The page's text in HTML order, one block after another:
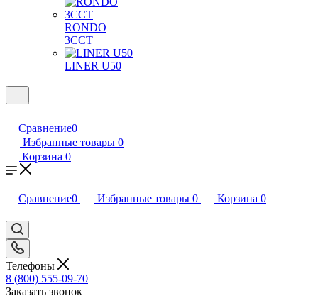
RONDO
3CCT
LINER U50
Сравнение0
Избранные товары 0
Корзина 0
Сравнение0 Избранные товары 0 Корзина 0
Телефоны
8 (800) 555-09-70
Заказать звонок